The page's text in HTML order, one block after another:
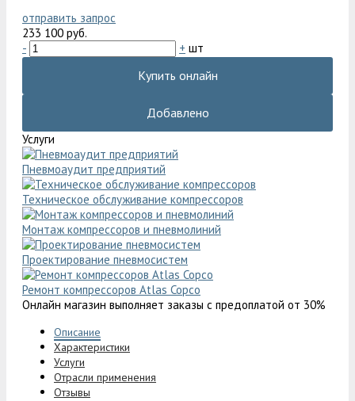
отправить запрос
233 100 руб.
-
+ шт
Купить онлайн
Добавлено
Услуги
Пневмоаудит предприятий
Техническое обслуживание компрессоров
Монтаж компрессоров и пневмолиний
Проектирование пневмосистем
Ремонт компрессоров Atlas Copco
Онлайн магазин выполняет заказы с предоплатой от 30%
Описание
Характеристики
Услуги
Отрасли применения
Отзывы